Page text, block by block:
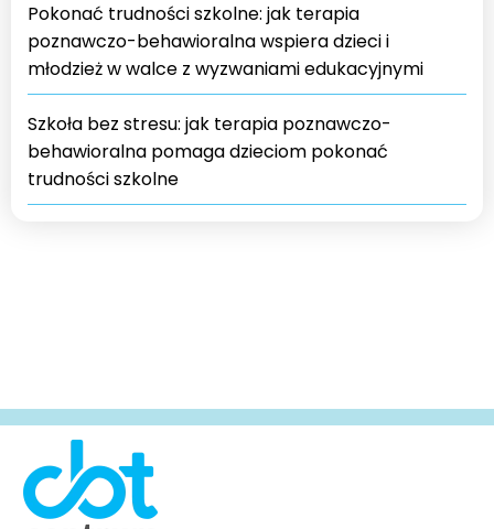
Pokonać trudności szkolne: jak terapia
poznawczo-behawioralna wspiera dzieci i
młodzież w walce z wyzwaniami edukacyjnymi
Szkoła bez stresu: jak terapia poznawczo-
behawioralna pomaga dzieciom pokonać
trudności szkolne